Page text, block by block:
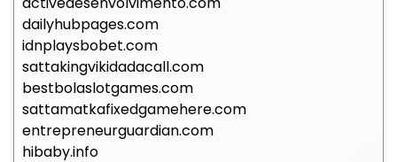
dailyhubpages.com
idnplaysbobet.com
sattakingvikidadacall.com
bestbolaslotgames.com
sattamatkafixedgamehere.com
entrepreneurguardian.com
hibaby.info